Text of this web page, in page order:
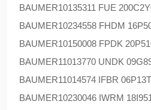
BAUMER10135311 FUE
BAUMER10234558 FHDM
BAUMER10150008 FPDK
BAUMER11013770 UNDK
BAUMER11014574 IFBR
BAUMER10230046 IWRM